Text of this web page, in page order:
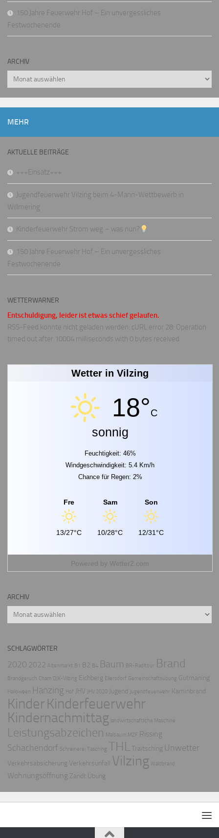
150 Jahre Feuerwehr Hof – Ein unvergessliches
Festwochenende
ARCHIV
Archiv
MEHR
AKTUELLE BEITRÄGE
+++Einsatz+++
Jugendfeuerwehr Vilzing beim 4-Mann-Wettbewerb in
Willmering
Kinderfeuerwehr Strom weg – was nun?
150 Jahre Feuerwehr Hof – Ein unvergessliches
Festwochenende
WETTERWARNER
Entschuldigung, leider ist etwas schief gelaufen.
RSS-Feed konnte nicht geladen werden: cURL error 28: Operation
timed out after 10004 milliseconds with 0 bytes received
Wetter in Vilzing
18°C
sonnig
Feuchtigkeit: 46%
Windgeschwindigkeit: 5.4 Km/h
Chance für Regen: 2%
Fre
13/27°C
Sam
10/28°C
Son
12/31°C
Powered by Wetter2.com
ARCHIV
Archiv
SCHLAGWÖRTER
2020 2022 Altenmarkt B1 B2 B4 Baum BR-Radltour Brand
Brandgeruch Cham DJK-Vilzing Eichberg Ellersdorf Gemeinschaftsübung Gutmaning
Halloween Hanzing Hof JHV JHV 2020 Jugend Jugendfeuerwehr Kaminbrand
Kinder Kinderfeuerwehr
Kindernachmittag landwirtschaftliche Maschine
Leistungsabzeichen Maibaum MZF Rissing
Schachendorf Schreinerei Tasching THLTraitsching Unwetter
Verkehrsabsicherung Verkehrsunfall Vilzing Waldbrand
Wohnungsöffnung Zandt Übung